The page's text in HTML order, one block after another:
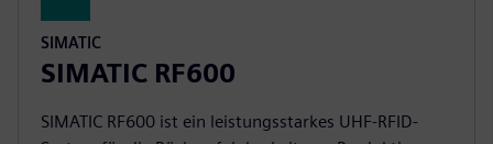
SIMATIC
SIMATIC RF600
SIMATIC RF600 ist ein leistungsstarkes UHF-RFID-